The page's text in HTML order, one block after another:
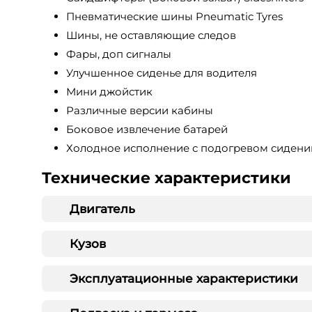
Пневматические шины Pneumatic Tyres
Шины, не оставляющие следов
Фары, доп сигналы
Улучшенное сиденье для водителя
Мини джойстик
Различные версии кабины
Боковое извлечение батарей
Холодное исполнение с подогревом
Технические характеристики
Двигатель
Кузов
Эксплуатационные характеристики